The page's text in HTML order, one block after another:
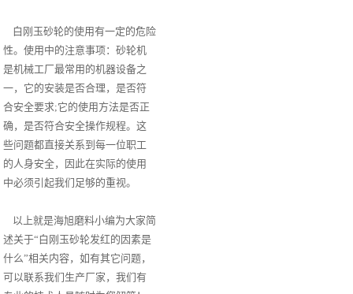
白刚玉砂轮的使用有一定的危险
性。使用中的注意事项：砂轮机
是机械工厂最常用的机器设备之
一，它的安装是否合理，是否符
合安全要求;它的使用方法是否正
确，是否符合安全操作规程。这
些问题都直接关系到每一位职工
的人身安全，因此在实际的使用
中必须引起我们足够的重视。
以上就是海旭磨料小编为大家简
述关于“白刚玉砂轮发红的因素是
什么”相关内容，如有其它问题，
可以联系我们生产厂家，我们有